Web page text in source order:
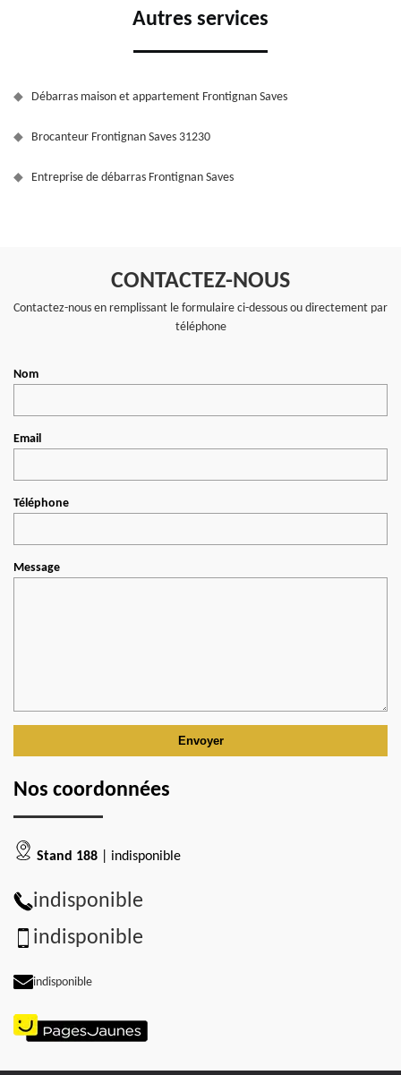
Autres services
Débarras maison et appartement Frontignan Saves
Brocanteur Frontignan Saves 31230
Entreprise de débarras Frontignan Saves
CONTACTEZ-NOUS
Contactez-nous en remplissant le formulaire ci-dessous ou directement par
téléphone
Nom
Email
Téléphone
Message
Nos coordonnées
Stand 188 | indisponible
indisponible
indisponible
indisponible